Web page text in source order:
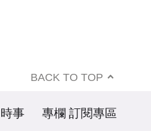
BACK TO TOP
時事 專欄 訂閱專區